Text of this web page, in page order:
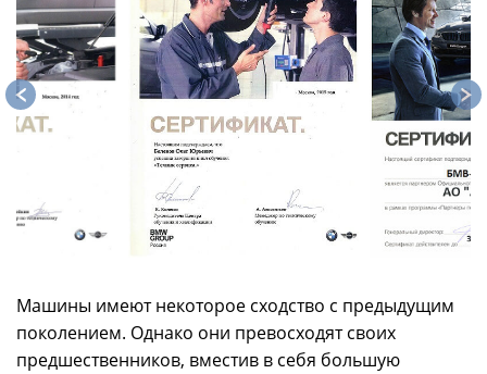
Машины имеют некоторое сходство с предыдущим
поколением. Однако они превосходят своих
предшественников, вместив в себя большую